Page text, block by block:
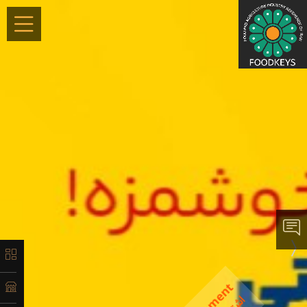
×
تاریخچه
لیست
محصولات